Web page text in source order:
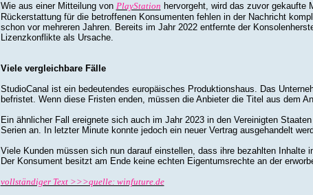
Wie aus einer Mitteilung von PlayStation hervorgeht, wird das zuvor gekaufte
Rückerstattung für die betroffenen Konsumenten fehlen in der Nachricht
schon vor mehreren Jahren. Bereits im Jahr 2022 entfernte der
Lizenzkonflikte als Ursache.
Viele vergleichbare Fälle
StudioCanal ist ein bedeutendes europäisches Produktionshaus. Das
befristet. Wenn diese Fristen enden, müssen die Anbieter die Titel aus dem
Ein ähnlicher Fall ereignete sich auch im Jahr 2023 in den Vereinigten
Serien an. In letzter Minute konnte jedoch ein neuer Vertrag ausgehandelt
Viele Kunden müssen sich nun darauf einstellen, dass ihre bezahlten
Der Konsument besitzt am Ende keine echten Eigentumsrechte an der
vollständiger Text >>>quelle: winfuture.de